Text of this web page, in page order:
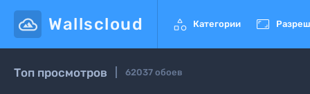
Wallscloud  Категории 
Топ просмотров 62037 обоев